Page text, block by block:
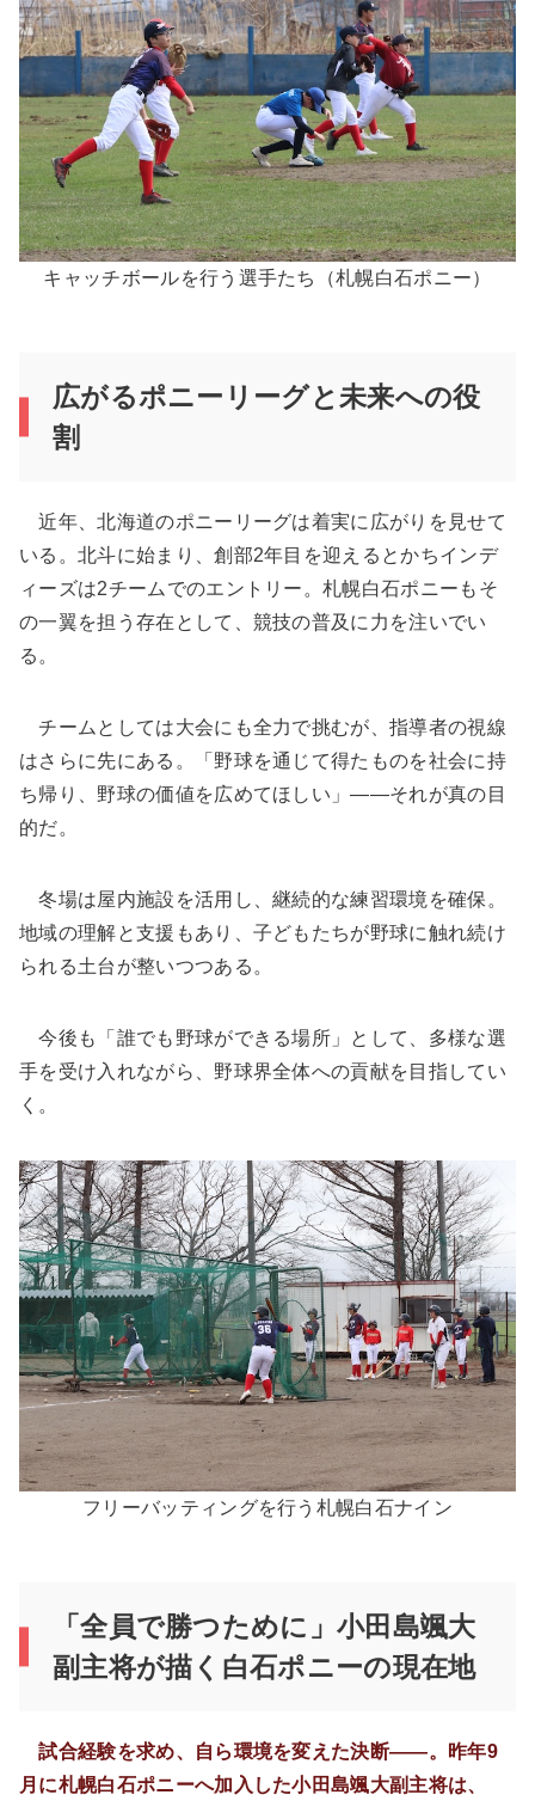
キャッチボールを行う選手たち（札幌白石ポニー）
広がるポニーリーグと未来への役
割
近年、北海道のポニーリーグは着実に広がりを見せて
いる。北斗に始まり、創部2年目を迎えるとかちインデ
ィーズは2チームでのエントリー。札幌白石ポニーもそ
の一翼を担う存在として、競技の普及に力を注いでい
る。
チームとしては大会にも全力で挑むが、指導者の視線
はさらに先にある。「野球を通じて得たものを社会に持
ち帰り、野球の価値を広めてほしい」――それが真の目
的だ。
冬場は屋内施設を活用し、継続的な練習環境を確保。
地域の理解と支援もあり、子どもたちが野球に触れ続け
られる土台が整いつつある。
今後も「誰でも野球ができる場所」として、多様な選
手を受け入れながら、野球界全体への貢献を目指してい
く。
フリーバッティングを行う札幌白石ナイン
「全員で勝つために」小田島颯大
副主将が描く白石ポニーの現在地
試合経験を求め、自ら環境を変えた決断――。昨年9
月に札幌白石ポニーへ加入した小田島颯大副主将は、